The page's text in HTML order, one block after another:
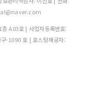
A03호 | 사업자등록번호:
-1090 호 | 호스팅제공자: